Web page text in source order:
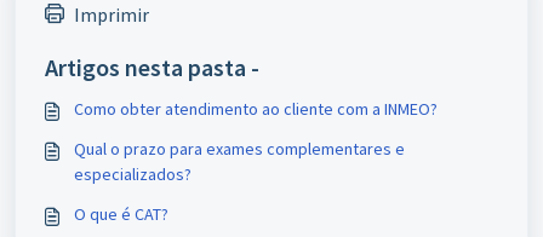
Imprimir
Artigos nesta pasta -
Como obter atendimento ao cliente com a INMEO?
Qual o prazo para exames complementares e
especializados?
O que é CAT?